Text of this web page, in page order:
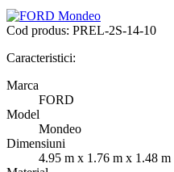
Cod produs: PREL-2S-14-10
Caracteristici:
Marca
FORD
Model
Mondeo
Dimensiuni
4.95 m x 1.76 m x 1.48 m